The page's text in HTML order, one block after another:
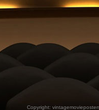
Copyright: